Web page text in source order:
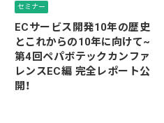
セミナー
ECサービス開発10年の歴史
とこれからの10年に向けて~
第4回ペパボテックカンファ
レンスEC編 完全レポート公
開！